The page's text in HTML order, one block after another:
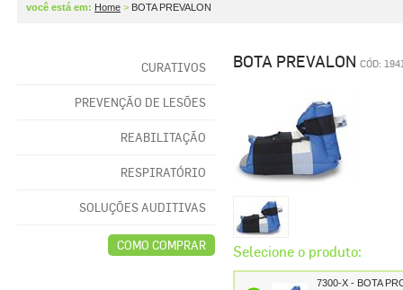
você está em: Home > BOTA PREVALON
CURATIVOS
PREVENÇÃO DE LESÕES
REABILITAÇÃO
RESPIRATÓRIO
SOLUÇÕES AUDITIVAS
BOTA PREVALON CÓD:
Selecione o produto:
7300-X - BOTA